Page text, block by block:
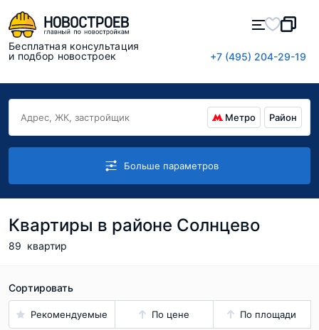
Бесплатная консультация
и подбор новостроек
+7 (495) 204-29-19
Метро Район
Больше параметров
Квартиры в районе Солнцево
89 квартир
Сортировать
Рекомендуемые По цене По площади